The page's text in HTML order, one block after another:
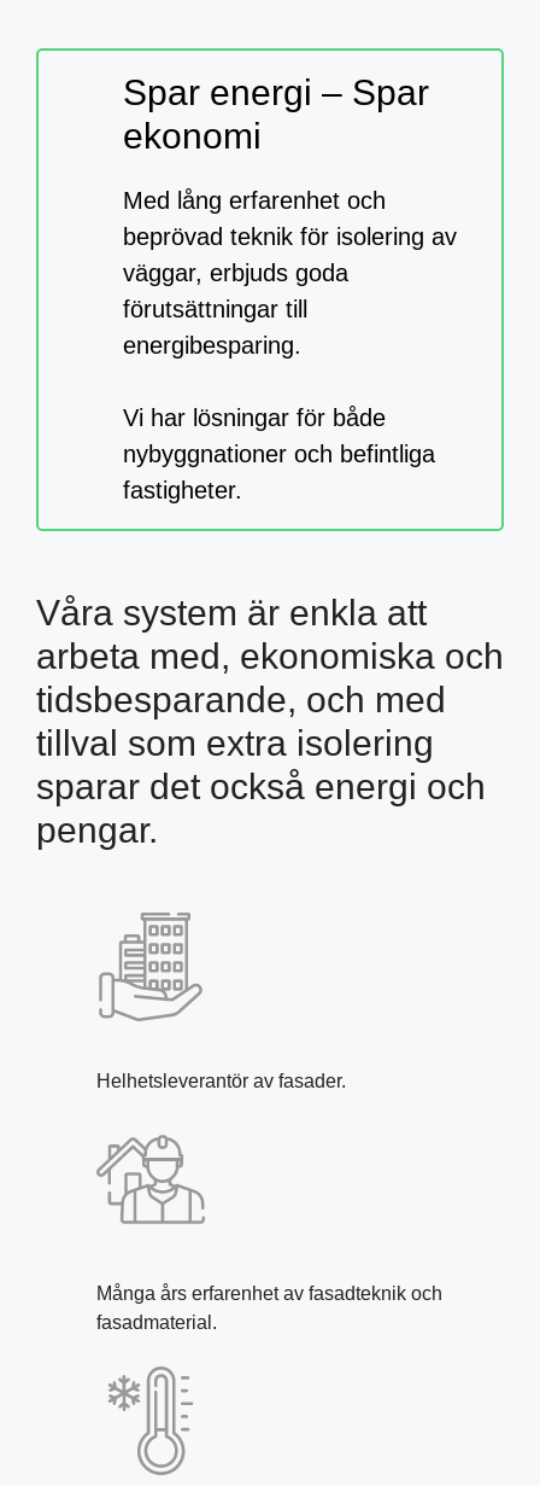
Spar energi – Spar
ekonomi
Med lång erfarenhet och
beprövad teknik för isolering av
väggar, erbjuds goda
förutsättningar till
energibesparing.
Vi har lösningar för både
nybyggnationer och befintliga
fastigheter.
Våra system är enkla att
arbeta med, ekonomiska och
tidsbesparande, och med
tillval som extra isolering
sparar det också energi och
pengar.
Helhetsleverantör av fasader.
Många års erfarenhet av fasadteknik och
fasadmaterial.